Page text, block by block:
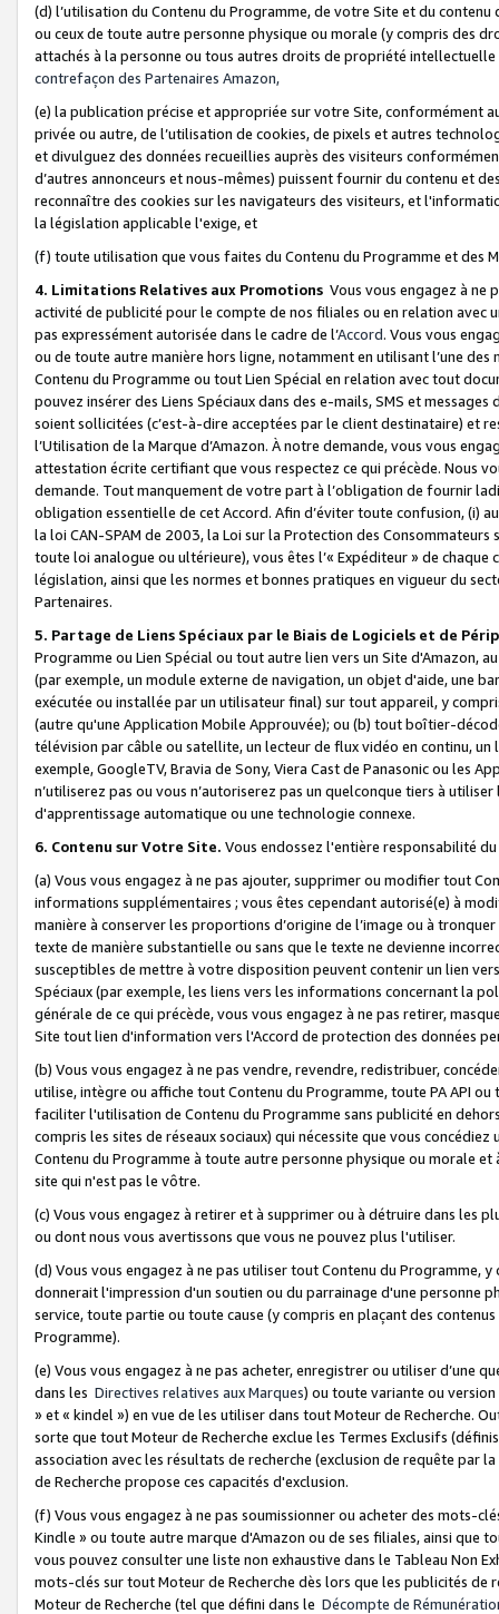
(d) l’utilisation du Contenu du Programme, de votre Site et du
ou ceux de toute autre personne physique ou morale (y compris des
attachés à la personne ou tous autres droits de propriété
contrefaçon des Partenaires Amazon,
(e) la publication précise et appropriée sur votre Site, conformément
privée ou autre, de l’utilisation de cookies, de pixels et autres
et divulguez des données recueillies auprès des visiteurs
d’autres annonceurs et nous-mêmes) puissent fournir du contenu et
reconnaître des cookies sur les navigateurs des visiteurs, et
la législation applicable l'exige, et
(f) toute utilisation que vous faites du Contenu du Programme et des
4. Limitations Relatives aux Promotions Vous vous engagez à ne
activité de publicité pour le compte de nos filiales ou en relation avec
pas expressément autorisée dans le cadre de l’Accord. Vous vous
ou de toute autre manière hors ligne, notamment en utilisant l’une
Contenu du Programme ou tout Lien Spécial en relation avec tout
pouvez insérer des Liens Spéciaux dans des e-mails, SMS et
soient sollicitées (c’est-à-dire acceptées par le client destinataire) et
l’Utilisation de la Marque d’Amazon. À notre demande, vous vous
attestation écrite certifiant que vous respectez ce qui précède. Nous
demande. Tout manquement de votre part à l’obligation de fournir
obligation essentielle de cet Accord. Afin d’éviter toute confusion, (i)
la loi CAN-SPAM de 2003, la Loi sur la Protection des
toute loi analogue ou ultérieure), vous êtes l’« Expéditeur » de
législation, ainsi que les normes et bonnes pratiques en vigueur du
Partenaires.
5. Partage de Liens Spéciaux par le Biais de Logiciels et de
Programme ou Lien Spécial ou tout autre lien vers un Site d'Amazon,
(par exemple, un module externe de navigation, un objet d'aide, une
exécutée ou installée par un utilisateur final) sur tout appareil, y
(autre qu'une Application Mobile Approuvée); ou (b) tout boîtier-
télévision par câble ou satellite, un lecteur de flux vidéo en continu,
exemple, GoogleTV, Bravia de Sony, Viera Cast de Panasonic ou les
n’utiliserez pas ou vous n’autoriserez pas un quelconque tiers à
d'apprentissage automatique ou une technologie connexe.
6. Contenu sur Votre Site. Vous endossez l'entière responsabilité
(a) Vous vous engagez à ne pas ajouter, supprimer ou modifier tout
informations supplémentaires ; vous êtes cependant autorisé(e) à
manière à conserver les proportions d’origine de l’image ou à
texte de manière substantielle ou sans que le texte ne devienne
susceptibles de mettre à votre disposition peuvent contenir un lien
Spéciaux (par exemple, les liens vers les informations concernant la
générale de ce qui précède, vous vous engagez à ne pas retirer,
Site tout lien d'information vers l'Accord de protection des données
(b) Vous vous engagez à ne pas vendre, revendre, redistribuer,
utilise, intègre ou affiche tout Contenu du Programme, toute PA API
faciliter l'utilisation de Contenu du Programme sans publicité en
compris les sites de réseaux sociaux) qui nécessite que vous
Contenu du Programme à toute autre personne physique ou morale
site qui n'est pas le vôtre.
(c) Vous vous engagez à retirer et à supprimer ou à détruire dans les
ou dont nous vous avertissons que vous ne pouvez plus l'utiliser.
(d) Vous vous engagez à ne pas utiliser tout Contenu du Programme,
donnerait l'impression d'un soutien ou du parrainage d'une personne
service, toute partie ou toute cause (y compris en plaçant des
Programme).
(e) Vous vous engagez à ne pas acheter, enregistrer ou utiliser d’une
dans les Directives relatives aux Marques) ou toute variante ou
» et « kindel ») en vue de les utiliser dans tout Moteur de Recherche.
sorte que tout Moteur de Recherche exclue les Termes Exclusifs
association avec les résultats de recherche (exclusion de requête
de Recherche propose ces capacités d'exclusion.
(f) Vous vous engagez à ne pas soumissionner ou acheter des mots-
Kindle » ou toute autre marque d'Amazon ou de ses filiales, ainsi que
vous pouvez consulter une liste non exhaustive dans le Tableau Non
mots-clés sur tout Moteur de Recherche dès lors que les publicités de
Moteur de Recherche (tel que défini dans le Décompte de